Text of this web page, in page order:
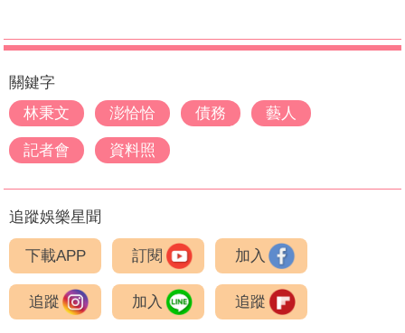
關鍵字
林秉文
澎恰恰 債務 藝人
記者會 資料照
追蹤娛樂星聞
下載APP 訂閱 加入
追蹤 加入 追蹤